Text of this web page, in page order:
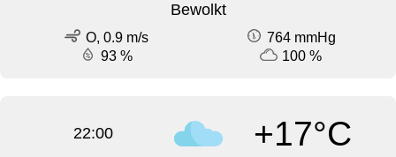
Bewolkt
O, 0.9 m/s
764 mmHg
93 %
100 %
22:00 +17°C